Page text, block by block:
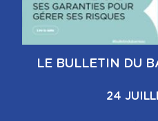
LE BULLETIN DU
24